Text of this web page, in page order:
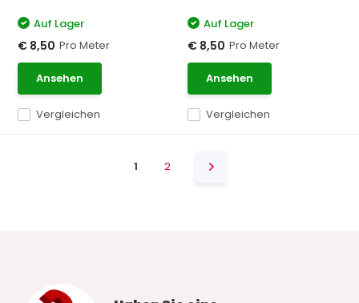
Vergleichen
Auf Lager
€ 8,50 Pro Meter
Ansehen
Vergleichen
Auf Lager
€ 8,50 Pro Meter
Ansehen
1 2